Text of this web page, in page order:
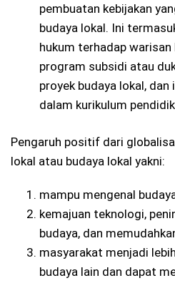
pembuatan kebijakan
budaya lokal. Ini
hukum terhadap warisan
program subsidi atau
proyek budaya lokal,
dalam kurikulum
Pengaruh positif dari
lokal atau budaya lokal yakni:
mampu mengenal
kemajuan teknologi,
budaya, dan
masyarakat menjadi
budaya lain dan dapat